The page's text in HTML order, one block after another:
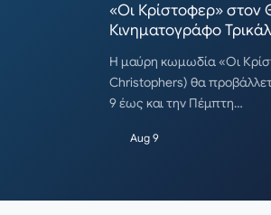
«Οι Κρίστοφερ» στον
Κινηματογράφο
Η μαύρη κωμωδία «Οι
Christophers) θα
9 έως και την Πέμπτη…
Aug 9